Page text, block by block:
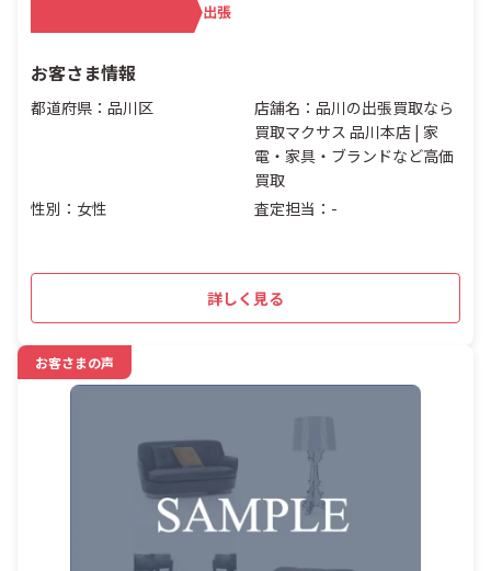
出張
お客さま情報
都道府県：品川区
店舗名：品川の出張買取なら
買取マクサス 品川本店 | 家
電・家具・ブランドなど高価
買取
性別：女性
査定担当：-
詳しく見る
お客さまの声